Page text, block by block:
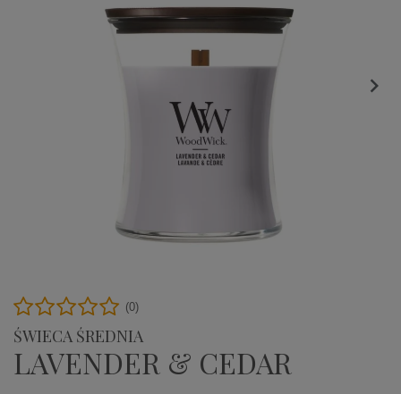

ŚWIECA ŚREDNIA
LAVENDER & CEDAR
(0)